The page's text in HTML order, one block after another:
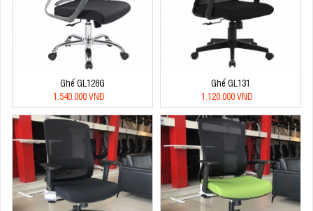
Ghế GL128G
1.540.000 VNĐ
Ghế GL131
1.120.000 VNĐ